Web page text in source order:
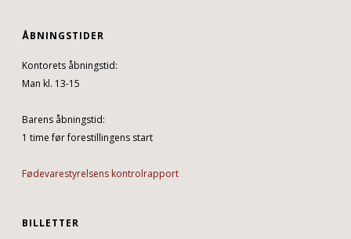
ÅBNINGSTIDER
Kontorets åbningstid:
Man kl. 13-15
Barens åbningstid:
1 time før forestillingens start
Fødevarestyrelsens kontrolrapport
BILLETTER